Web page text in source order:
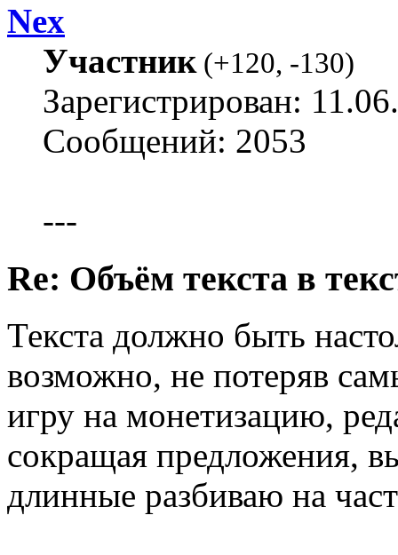
Nex
Участник(+120, -130)
Зарегистрирован:
Сообщений: 2053
---
Re: Объём текста в
Текста должно быть
возможно, не потеряв
игру на монетизацию,
сокращая предложения,
длинные разбиваю на